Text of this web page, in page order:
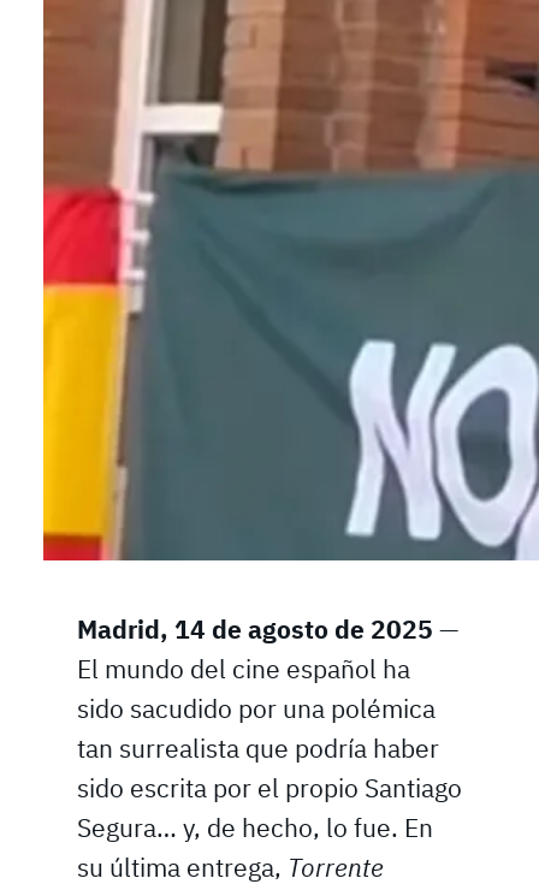
Madrid, 14 de agosto de 2025 —
El mundo del cine español ha
sido sacudido por una polémica
tan surrealista que podría haber
sido escrita por el propio Santiago
Segura… y, de hecho, lo fue. En
su última entrega, Torrente